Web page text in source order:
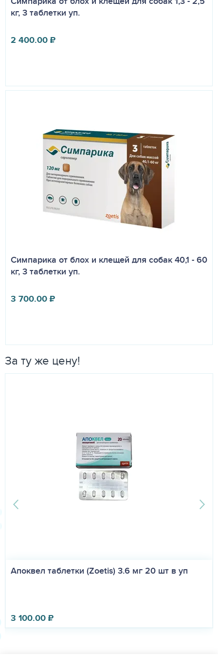
кг, 3 таблетки уп.
2 400.00₽
Симпарика от блох и клещей для собак 40,1 - 60
кг, 3 таблетки уп.
3 700.00₽
За ту же цену!
Апоквел таблетки (Zoetis) 3.6 мг 20 шт в уп
3 100.00₽